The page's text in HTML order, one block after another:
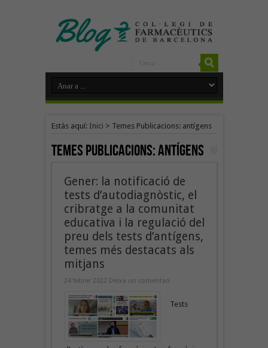
Estàs aquí: Inici > Temes Publicacions: antígens
Temes Publicacions:antígens
Gener: la notificació de
tests d’autodiagnòstic, el
cribratge a la comunitat
educativa i la regulació del
preu dels tests d’antígens,
temes més destacats als
mitjans
24 febrer 2022 Deixa un comentari
Tests